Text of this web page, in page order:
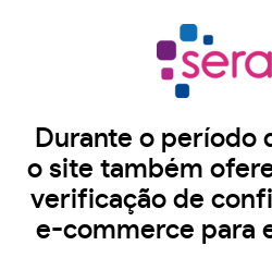
Durante o período
o site também
verificação de
e-commerce para